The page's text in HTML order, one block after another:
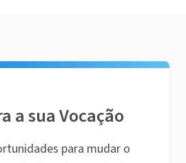
a sua Vocação
para mudar o